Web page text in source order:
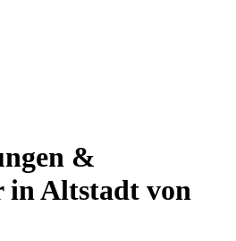
&
in Altstadt von